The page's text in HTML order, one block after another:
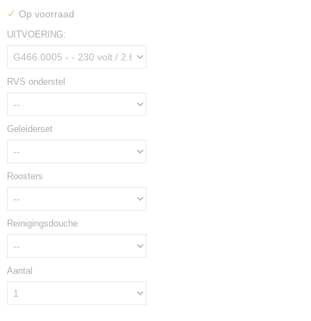
✓ Op voorraad
UITVOERING:
RVS onderstel
Geleiderset
Roosters
Reinigingsdouche
Aantal